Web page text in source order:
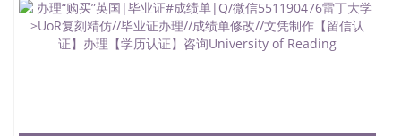
University）文凭圣何塞州立大学文凭（San Jose
State University）圣何塞州立大学学历（ San Jose
State University）圣何塞州立大学学历（San Jose